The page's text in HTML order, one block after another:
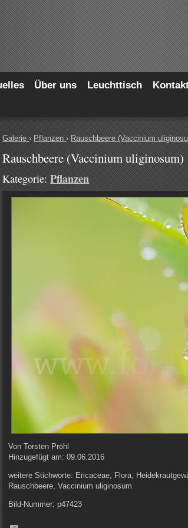
Über uns Leuchttisch
Galerie› Pflanzen›Rauschbeere (Vaccinium
Rauschbeere (Vaccinium uliginosum)
Kategorie:Pflanzen
VonTorsten Pröhl
Hinzugefügt am:09.06.2016
weitere Stichworte: Ericaceae, Flora,
Rauschbeere, Vaccinium uliginosum
Bild-Nummer: p47423